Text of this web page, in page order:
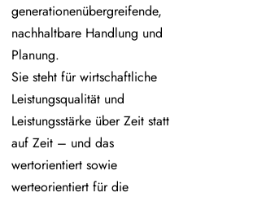
generationenübergreifende,
nachhaltbare Handlung und
Planung.
Sie steht für wirtschaftliche
Leistungsqualität und
Leistungsstärke über Zeit statt
auf Zeit – und das
wertorientiert sowie
werteorientiert für die